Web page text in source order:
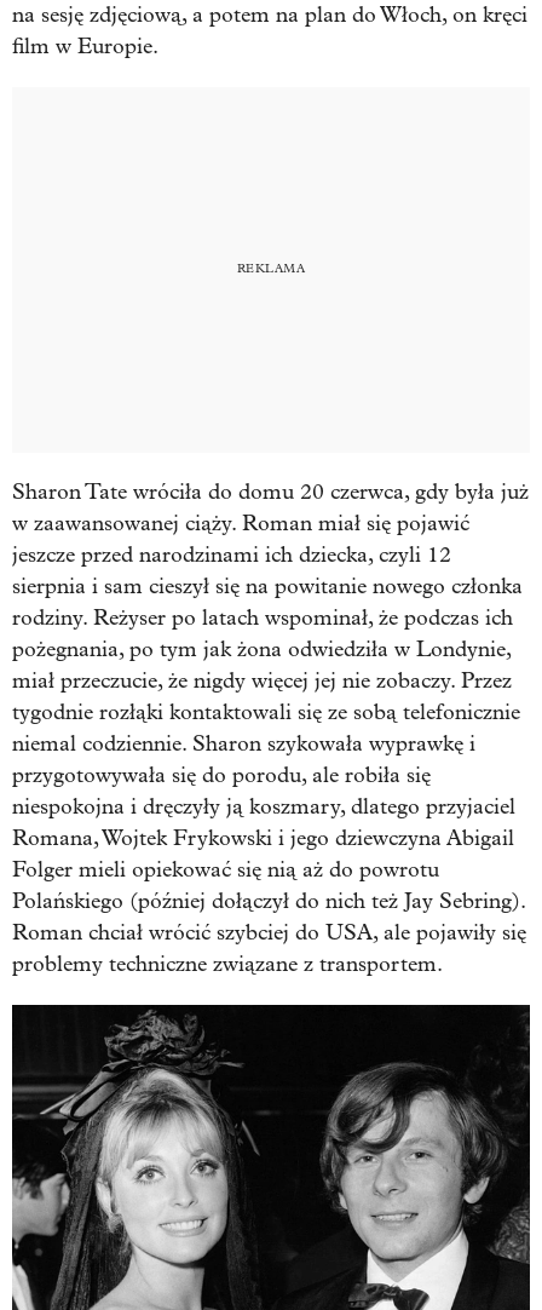
na sesję zdjęciową, a potem na plan do Włoch, on kręci
film w Europie.
Sharon Tate wróciła do domu 20 czerwca, gdy była już
w zaawansowanej ciąży. Roman miał się pojawić
jeszcze przed narodzinami ich dziecka, czyli 12
sierpnia i sam cieszył się na powitanie nowego członka
rodziny. Reżyser po latach wspominał, że podczas ich
pożegnania, po tym jak żona odwiedziła w Londynie,
miał przeczucie, że nigdy więcej jej nie zobaczy. Przez
tygodnie rozłąki kontaktowali się ze sobą telefonicznie
niemal codziennie. Sharon szykowała wyprawkę i
przygotowywała się do porodu, ale robiła się
niespokojna i dręczyły ją koszmary, dlatego przyjaciel
Romana, Wojtek Frykowski i jego dziewczyna Abigail
Folger mieli opiekować się nią aż do powrotu
Polańskiego (później dołączył do nich też Jay Sebring).
Roman chciał wrócić szybciej do USA, ale pojawiły się
problemy techniczne związane z transportem.